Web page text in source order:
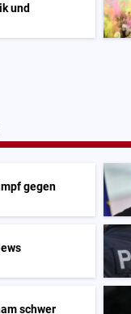
und
gegen
schwer